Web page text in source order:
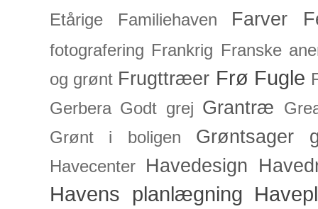
Etårige
Familiehaven Farver
fotografering Frankrig
Franske
og grønt Frugttræer Frø Fugle
Gerbera Godt grej Grantræ
Grønt i boligen
Grøntsager
Havecenter Havedesign
Havens planlægning